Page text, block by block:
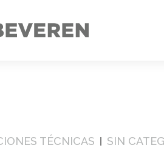
TÉCNICAS SIN